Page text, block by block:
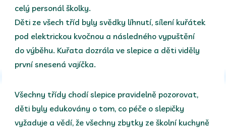
celý personál školky.
Děti ze všech tříd byly svědky líhnutí, sílení kuřátek
pod elektrickou kvočnou a následného vypuštění
do výběhu. Kuřata dozrála ve slepice a děti viděly
první snesená vajíčka.
Všechny třídy chodí slepice pravidelně pozorovat,
děti byly edukovány o tom, co péče o slepičky
vyžaduje a vědí, že všechny zbytky ze školní kuchyně